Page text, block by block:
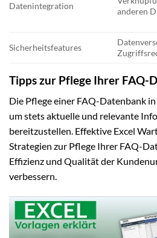
Datenintegration
anderen
Sicherheitsfeatures
Tipps zur Pflege Ihrer FAQ-
Die Pflege einer FAQ-Datenbank
um stets aktuelle und relevante
bereitzustellen. Effektive Excel
Strategien zur Pflege Ihrer FAQ-
Effizienz und Qualität der
verbessern.